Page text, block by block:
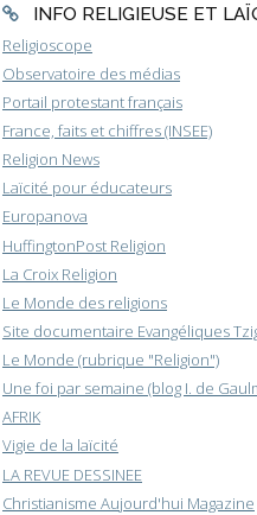
INFO RELIGIEUSE ET
Religioscope
Observatoire des médias
Portail protestant français
France, faits et chiffres (INSEE)
Religion News
Laïcité pour éducateurs
Europanova
HuffingtonPost Religion
La Croix Religion
Le Monde des religions
Site documentaire Evangéliques
Le Monde (rubrique "Religion")
Une foi par semaine (blog I. de
AFRIK
Vigie de la laïcité
LA REVUE DESSINEE
Christianisme Aujourd'hui Magazine